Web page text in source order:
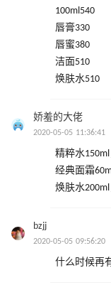
100ml540
唇膏330
唇蜜380
洁面510
焕肤水510
娇羞的大佬
2020-05-05 11:36:41
精粹水
经典面霜
焕肤水
bzjj
2020-05-05 09:56:20
什么时候再